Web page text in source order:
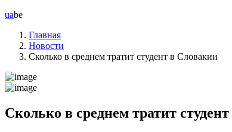
uabe
Главная
Новости
Сколько в среднем тратит студент в Словакии
Сколько в среднем тратит